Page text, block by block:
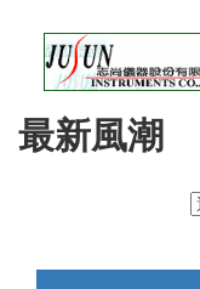
儀
器
最新風潮